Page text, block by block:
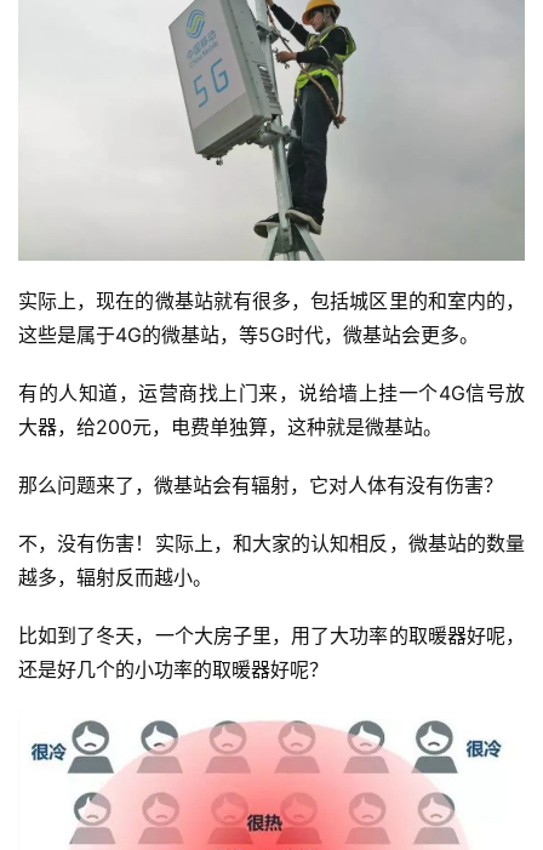
实际上，现在的微基站就有很多，包括城区里的和室内的，
这些是属于4G的微基站，等5G时代，微基站会更多。
有的人知道，运营商找上门来，说给墙上挂一个4G信号放
大器，给200元，电费单独算，这种就是微基站。
那么问题来了，微基站会有辐射，它对人体有没有伤害？
不，没有伤害！实际上，和大家的认知相反，微基站的数量
越多，辐射反而越小。
比如到了冬天，一个大房子里，用了大功率的取暖器好呢，
还是好几个的小功率的取暖器好呢？